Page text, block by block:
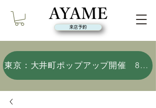
来店予約
東京：大井町ポップアップ開催 8/9(日)